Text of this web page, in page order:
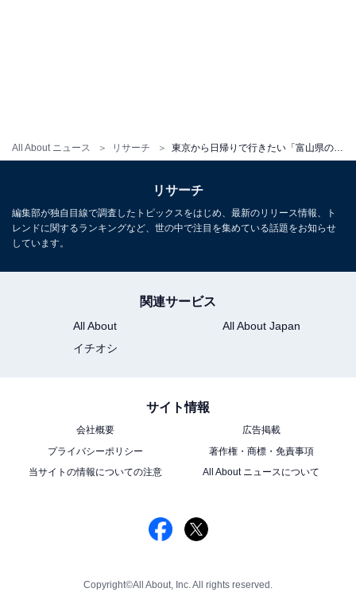
All About ニュース リサーチ 東京から日帰りで行きたい「富山県の温泉地」ランキング！ 2位「みくりが池温泉」、1位は？
リサーチ
編集部が独自目線で調査したトピックスをはじめ、最新のリリース情報、ト
レンドに関するランキングなど、世の中で注目を集めている話題をお知らせ
しています。
関連サービス
All About
All About Japan
イチオシ
サイト情報
会社概要
広告掲載
プライバシーポリシー
著作権・商標・免責事項
当サイトの情報についての注意
All About ニュースについて
Copyright©All About, Inc. All rights reserved.